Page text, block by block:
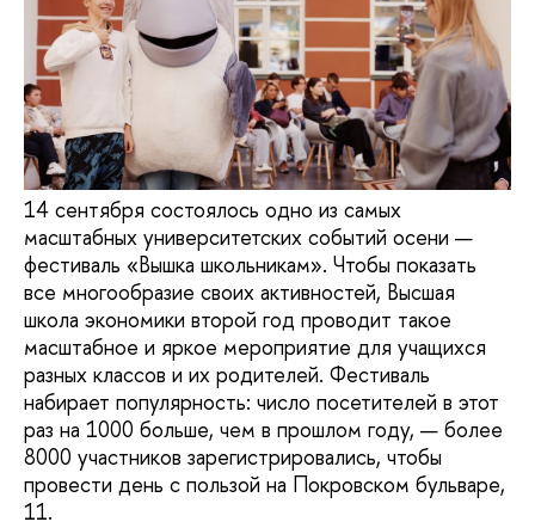
14 сентября состоялось одно из самых
масштабных университетских событий осени —
фестиваль «Вышка школьникам». Чтобы показать
все многообразие своих активностей, Высшая
школа экономики второй год проводит такое
масштабное и яркое мероприятие для учащихся
разных классов и их родителей. Фестиваль
набирает популярность: число посетителей в этот
раз на 1000 больше, чем в прошлом году, — более
8000 участников зарегистрировались, чтобы
провести день с пользой на Покровском бульваре,
11.